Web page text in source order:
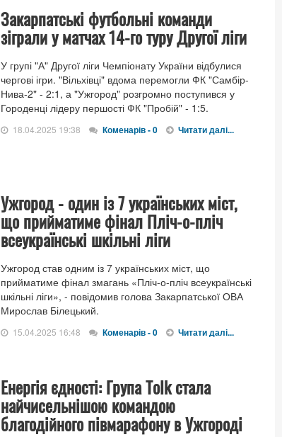
Закарпатські футбольні команди
зіграли у матчах 14-го туру Другої ліги
У групі "А" Другої ліги Чемпіонату України відбулися
чергові ігри. "Вільхівці" вдома перемогли ФК "Самбір-
Нива-2" - 2:1, а "Ужгород" розгромно поступився у
Городенці лідеру першості ФК "Пробій" - 1:5.
18.04.2025 19:38 Коменарів - 0 Читати далі...
Ужгород - один із 7 українських міст,
що прийматиме фінал Пліч-о-пліч
всеукраїнські шкільні ліги
Ужгород став одним із 7 українських міст, що
прийматиме фінал змагань «Пліч-о-пліч всеукраїнські
шкільні ліги», - повідомив голова Закарпатської ОВА
Мирослав Білецький.
15.04.2025 16:48 Коменарів - 0 Читати далі...
Енергія єдності: Група Tolk стала
найчисельнішою командою
благодійного півмарафону в Ужгороді